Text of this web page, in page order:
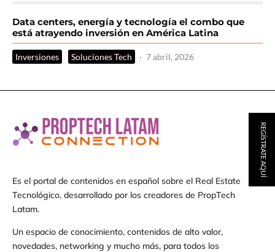
Data centers, energía y tecnología el combo que
está atrayendo inversión en América Latina
Inversiones Soluciones Tech · 7 abril, 2026
Es el portal de contenidos en español sobre el Real Estate
Tecnológico, desarrollado por los creadores de PropTech
Latam.
Un espacio de conocimiento, contenidos de alto valor,
novedades, networking y mucho más, para todos los
REGÍSTRATE AQUÍ